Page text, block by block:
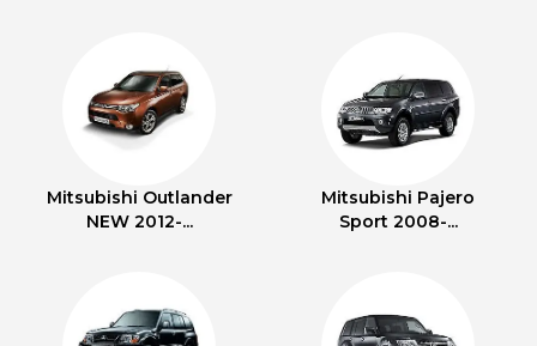
Mitsubishi Outlander
NEW 2012-...
Mitsubishi Pajero
Sport 2008-...